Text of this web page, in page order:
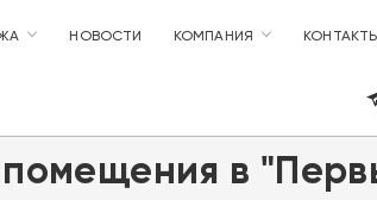
НОВОСТИ КОМПАНИЯ
в